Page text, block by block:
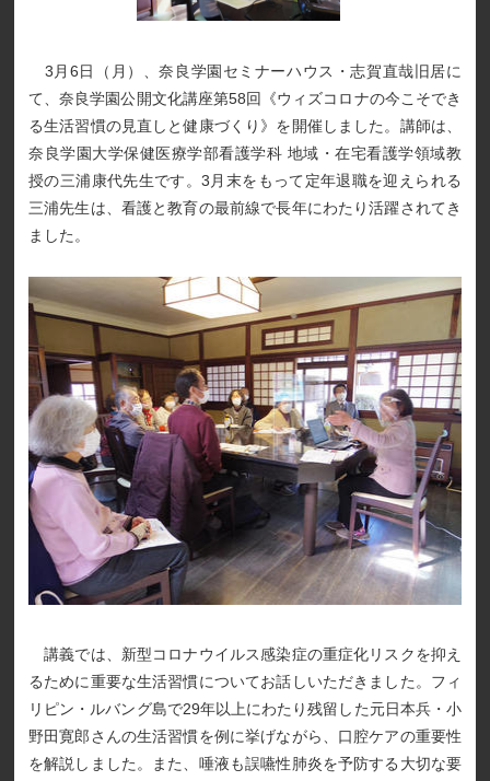
3月6日（月）、奈良学園セミナーハウス・志賀直哉旧居に
て、奈良学園公開文化講座第58回《ウィズコロナの今こそでき
る生活習慣の見直しと健康づくり》を開催しました。講師は、
奈良学園大学保健医療学部看護学科 地域・在宅看護学領域教
授の三浦康代先生です。3月末をもって定年退職を迎えられる
三浦先生は、看護と教育の最前線で長年にわたり活躍されてき
ました。
講義では、新型コロナウイルス感染症の重症化リスクを抑え
るために重要な生活習慣についてお話しいただきました。フィ
リピン・ルバング島で29年以上にわたり残留した元日本兵・小
野田寛郎さんの生活習慣を例に挙げながら、口腔ケアの重要性
を解説しました。また、唾液も誤嚥性肺炎を予防する大切な要